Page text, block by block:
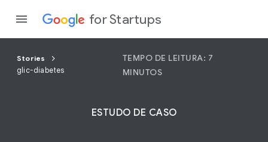
for Startups
Stories
glic-diabetes
TEMPO DE LEITURA: 7
MINUTOS
ESTUDO DE CASO